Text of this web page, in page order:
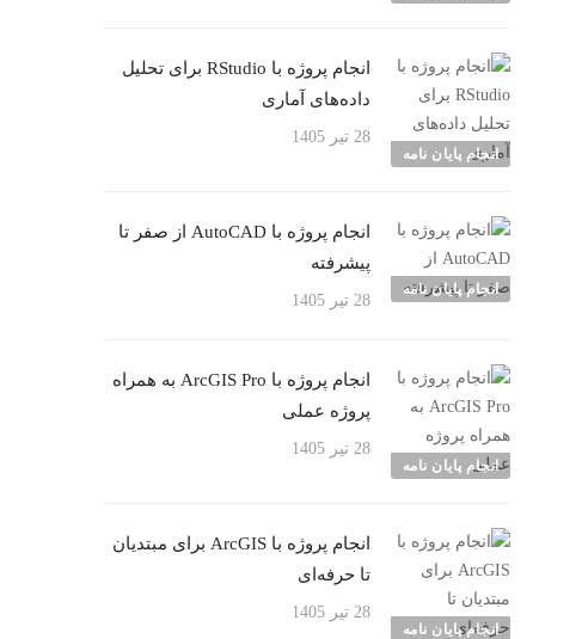
انجام پایان نامه
انجام پروژه با RStudio برای تحلیل
داده‌های آماری
28 تیر 1405
انجام پایان نامه
انجام پروژه با AutoCAD از صفر تا
پیشرفته
28 تیر 1405
انجام پایان نامه
انجام پروژه با ArcGIS Pro به همراه
پروژه عملی
28 تیر 1405
انجام پایان نامه
انجام پروژه با ArcGIS برای مبتدیان
تا حرفه‌ای
28 تیر 1405